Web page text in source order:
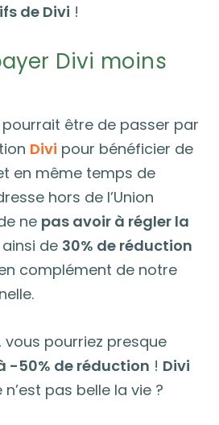
de Divi !
Divi moins
être de passer par
Divi pour bénéficier de
en même temps de
hors de l’Union
ne pas avoir à régler la
de 30% de réduction
complément de notre
vous pourriez presque
-50% de réduction ! Divi
n’est pas belle la vie ?